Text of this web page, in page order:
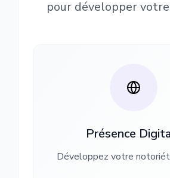
pour développer
Présence
Développez votre